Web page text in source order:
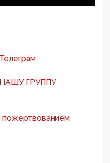
ГРУППУ